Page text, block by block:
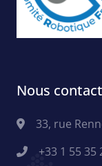
Nous
33, rue
+33 1 55 35